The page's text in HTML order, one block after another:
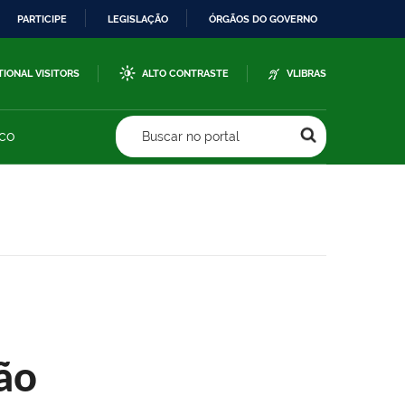
PARTICIPE LEGISLAÇÃO ÓRGÃOS DO GOVERNO
VISITORS ALTO CONTRASTE VLIBRAS
Buscar no portal